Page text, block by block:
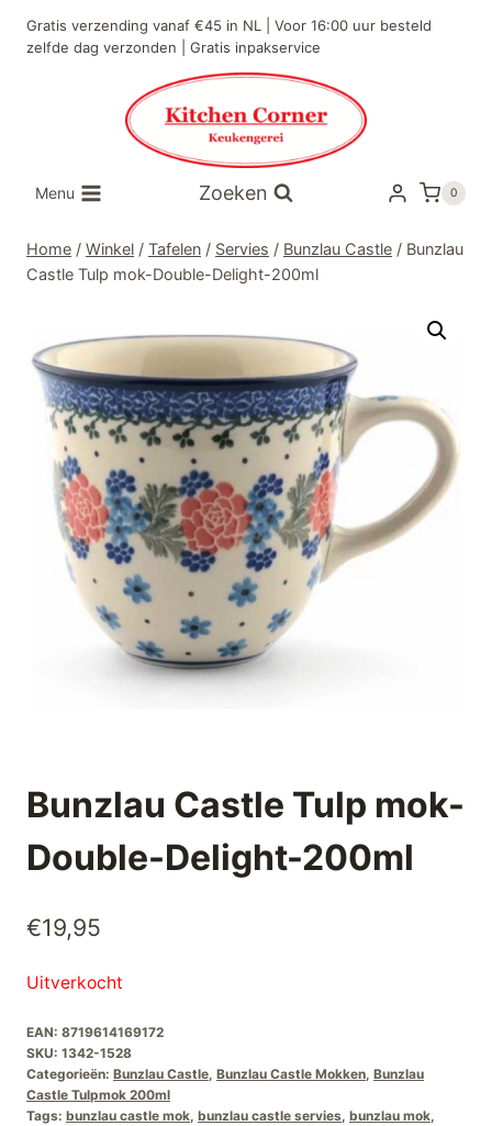
naar
Gratis verzending vanaf €45 in NL | Voor 16:00 uur besteld
zelfde dag verzonden | Gratis inpakservice
Menu Zoeken 0
Home / Winkel / Tafelen / Servies / Bunzlau Castle / Bunzlau
Castle Tulp mok-Double-Delight-200ml
Bunzlau Castle Tulp mok-
Double-Delight-200ml
€19,95
Uitverkocht
EAN: 8719614169172
SKU: 1342-1528
Categorieën: Bunzlau Castle, Bunzlau Castle Mokken, Bunzlau
Castle Tulpmok 200ml
Tags: bunzlau castle mok, bunzlau castle servies, bunzlau mok,